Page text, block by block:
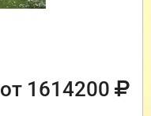
от 1614200